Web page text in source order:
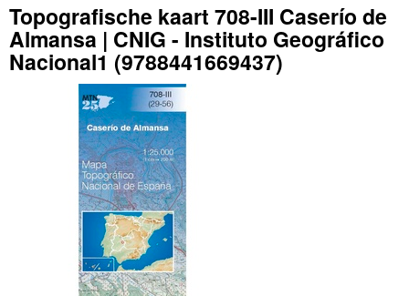
Topografische kaart 708-III Caserío de
Almansa | CNIG - Instituto Geográfico
Nacional1 (9788441669437)